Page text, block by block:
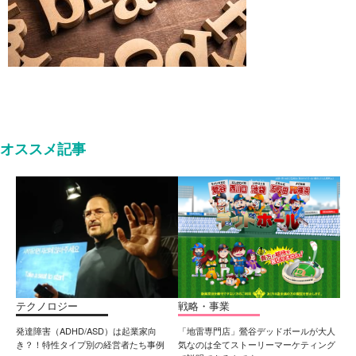
オススメ記事
テクノロジー
発達障害（ADHD/ASD）は起業家向
き？！特性タイプ別の経営者たち事例
戦略・事業
「地雷専門店」鶯谷デッドボールが大人
気なのは全てストーリーマーケティング